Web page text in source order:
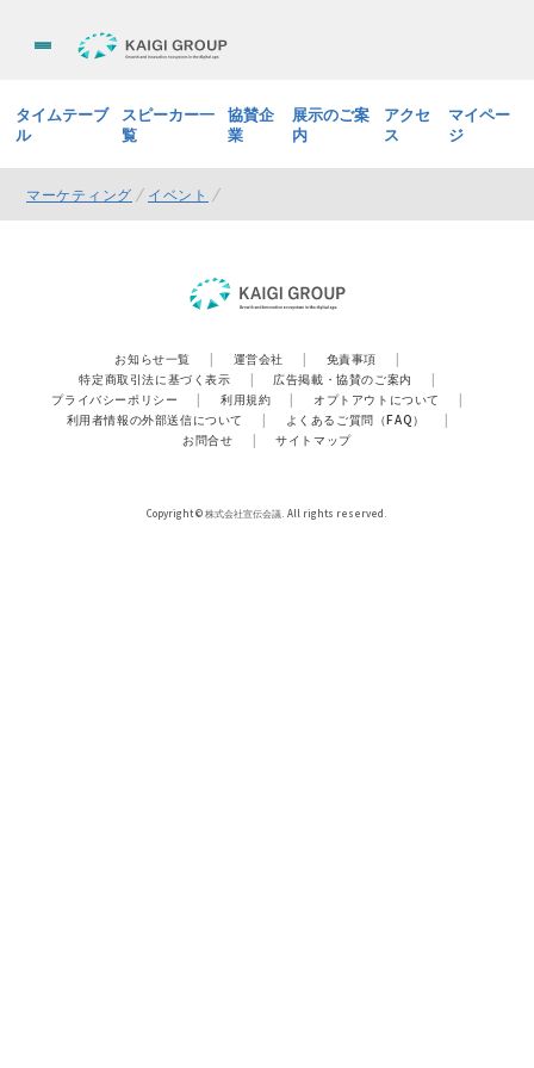
タイムテーブ
ル
スピーカー一
覧
協賛企
業
展示のご案
内
アクセ
ス
マイペー
ジ
マーケティング イベント
お知らせ一覧 | 運営会社 | 免責事項
|
特定商取引法に基づく表示
| 広告掲載・協賛のご案内
|
プライバシーポリシー
| 利用規約 | オプトアウトについて
|
利用者情報の外部送信について
| よくあるご質問（FAQ）
|
お問合せ
| サイトマップ
Copyright © 株式会社宣伝会議. All rights reserved.